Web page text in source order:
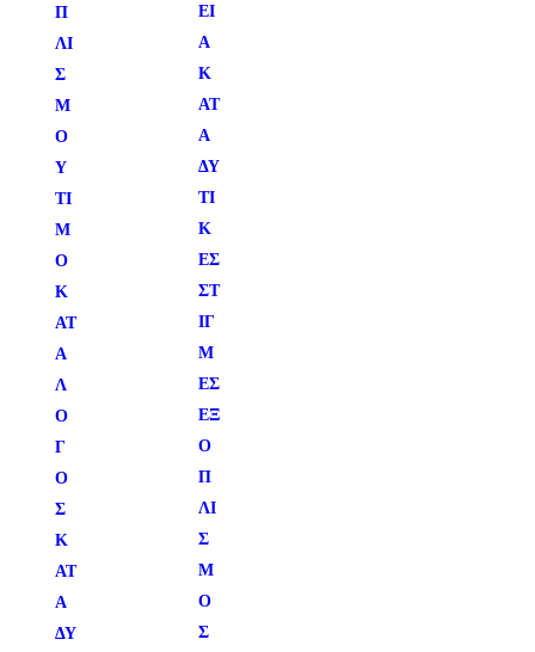
Π
ΛΙ
Σ
Μ
Ο
Ύ
ΤΙ
Μ
O
Κ
ΑΤ
Ά
Λ
Ο
Γ
Ο
Σ
Κ
ΑΤ
Α
ΔΎ
ΕΊ
Α
Κ
ΑΤ
Α
ΔΥ
ΤΙ
Κ
ΈΣ
ΣΤ
ΙΓ
Μ
ΈΣ
ΕΞ
Ο
Π
ΛΙ
Σ
Μ
Ό
Σ